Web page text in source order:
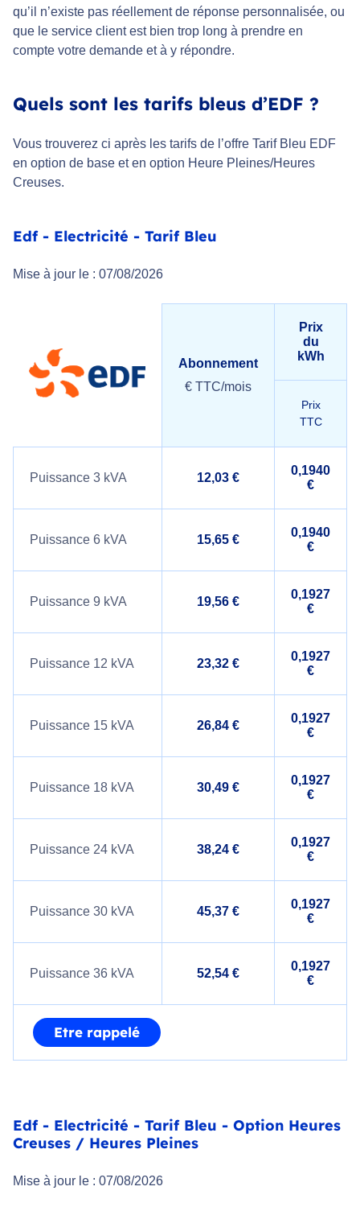
qu’il n’existe pas réellement de réponse personnalisée, ou
que le service client est bien trop long à prendre en
compte votre demande et à y répondre.
Quels sont les tarifs bleus d’EDF ?
Vous trouverez ci après les tarifs de l’offre Tarif Bleu EDF
en option de base et en option Heure Pleines/Heures
Creuses.
Edf - Electricité - Tarif Bleu
Mise à jour le : 07/08/2026
Abonnement
€ TTC/mois
Prix
du
kWh
Prix
TTC
Puissance 3 kVA 12,03 €
0,1940
€
Puissance 6 kVA 15,65 €
0,1940
€
Puissance 9 kVA 19,56 €
0,1927
€
Puissance 12 kVA 23,32 €
0,1927
€
Puissance 15 kVA 26,84 €
0,1927
€
Puissance 18 kVA 30,49 €
0,1927
€
Puissance 24 kVA 38,24 €
0,1927
€
Puissance 30 kVA 45,37 €
0,1927
€
Puissance 36 kVA 52,54 €
0,1927
€
Etre rappelé
Edf - Electricité - Tarif Bleu - Option Heures
Creuses / Heures Pleines
Mise à jour le : 07/08/2026